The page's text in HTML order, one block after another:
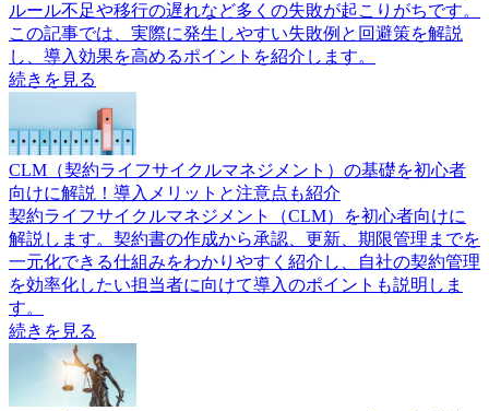
ルール不足や移行の遅れなど多くの失敗が起こりがちです。
この記事では、実際に発生しやすい失敗例と回避策を解説
し、導入効果を高めるポイントを紹介します。
続きを見る
CLM（契約ライフサイクルマネジメント）の基礎を初心者
向けに解説！導入メリットと注意点も紹介
契約ライフサイクルマネジメント（CLM）を初心者向けに
解説します。契約書の作成から承認、更新、期限管理までを
一元化できる仕組みをわかりやすく紹介し、自社の契約管理
を効率化したい担当者に向けて導入のポイントも説明しま
す。
続きを見る